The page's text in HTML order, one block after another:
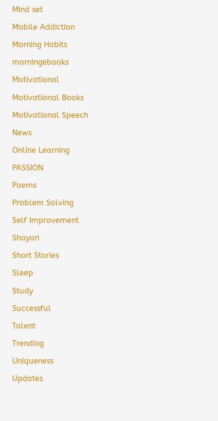
Mind set
Mobile Addiction
Morning Habits
morningebooks
Motivational
Motivational Books
Motivational Speech
News
Online Learning
PASSION
Poems
Problem Solving
Self Improvement
Shayari
Short Stories
Sleep
Study
Successful
Talent
Trending
Uniqueness
Updates